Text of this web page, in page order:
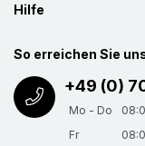
Hilfe
So erreichen Sie
+49 (0)
Mo - Do
Fr